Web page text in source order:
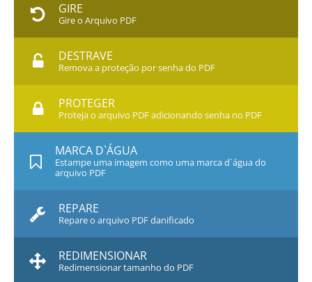
GIRE
Gire o Arquivo PDF
DESTRAVE
Remova a proteção por senha do PDF
PROTEGER
Proteja o arquivo PDF adicionando senha no PDF
MARCA D`ÁGUA
Estampe uma imagem como uma marca d`água do
arquivo PDF
REPARE
Repare o arquivo PDF danificado
REDIMENSIONAR
Redimensionar tamanho do PDF